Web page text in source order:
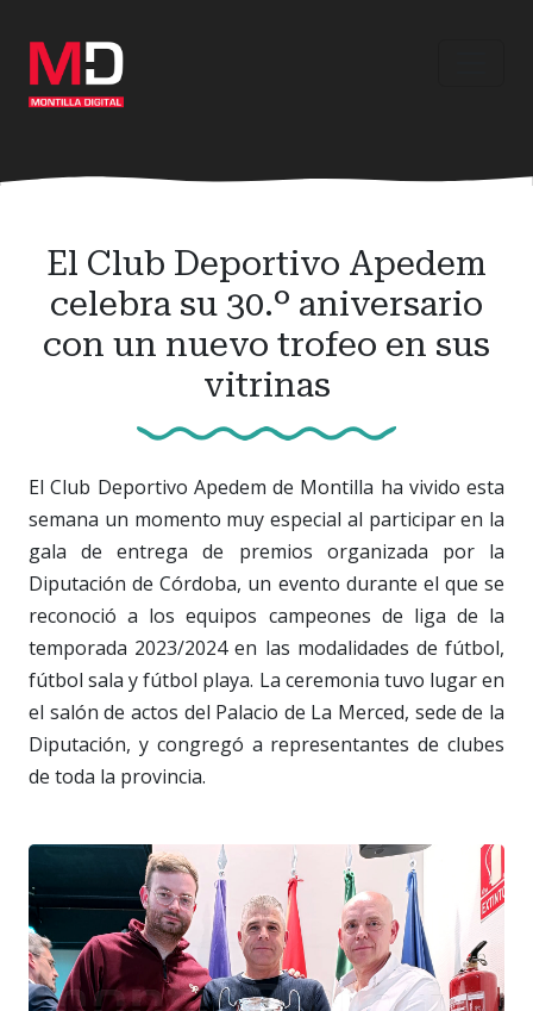
contenido
principal
El Club Deportivo Apedem
celebra su 30.º aniversario
con un nuevo trofeo en sus
vitrinas
El Club Deportivo Apedem de Montilla ha vivido esta
semana un momento muy especial al participar en la
gala de entrega de premios organizada por la
Diputación de Córdoba, un evento durante el que se
reconoció a los equipos campeones de liga de la
temporada 2023/2024 en las modalidades de fútbol,
fútbol sala y fútbol playa. La ceremonia tuvo lugar en
el salón de actos del Palacio de La Merced, sede de la
Diputación, y congregó a representantes de clubes
de toda la provincia.